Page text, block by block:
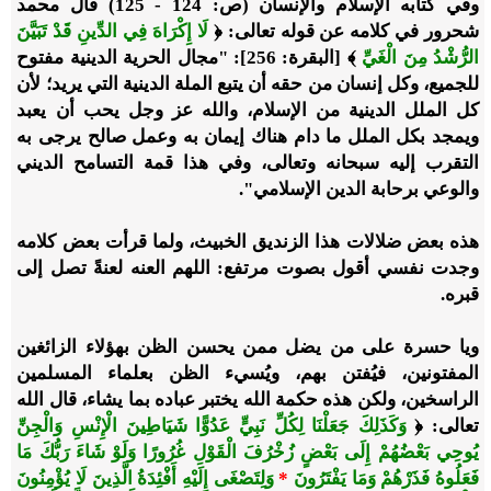
وفي كتابه الإسلام والإنسان (ص: 124 - 125) قال محمد
شحرور في كلامه عن قوله تعالى: ﴿ لَا إِكْرَاهَ فِي الدِّينِ قَدْ تَبَيَّنَ
الرُّشْدُ مِنَ الْغَيِّ
﴾ [البقرة: 256]: "مجال الحرية الدينية مفتوح
للجميع، وكل إنسان من حقه أن يتبع الملة الدينية التي يريد؛ لأن
كل الملل الدينية من الإسلام، والله عز وجل يحب أن يعبد
ويمجد بكل الملل ما دام هناك إيمان به وعمل صالح يرجى به
التقرب إليه سبحانه وتعالى، وفي هذا قمة التسامح الديني
والوعي برحابة الدين الإسلامي".
هذه بعض ضلالات هذا الزنديق الخبيث، ولما قرأت بعض كلامه
وجدت نفسي أقول بصوت مرتفع: اللهم العنه لعنةً تصل إلى
قبره.
ويا حسرة على من يضل ممن يحسن الظن بهؤلاء الزائغين
المفتونين، فيُفتن بهم، ويُسيء الظن بعلماء المسلمين
الراسخين، ولكن هذه حكمة الله يختبر عباده بما يشاء، قال الله
تعالى: ﴿وَكَذَلِكَ جَعَلْنَا لِكُلِّ نَبِيٍّ عَدُوًّا شَيَاطِينَ الْإِنْسِ وَالْجِنِّ
يُوحِي بَعْضُهُمْ إِلَى بَعْضٍ زُخْرُفَ الْقَوْلِ غُرُورًا وَلَوْ شَاءَ رَبُّكَ مَا
فَعَلُوهُ فَذَرْهُمْ وَمَا يَفْتَرُونَ *وَلِتَصْغَى إِلَيْهِ أَفْئِدَةُ الَّذِينَ لَا يُؤْمِنُونَ